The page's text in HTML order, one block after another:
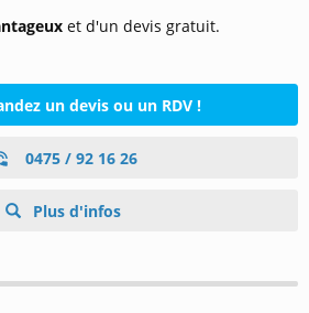
et d'un devis gratuit.
un devis ou un RDV !
0475 / 92 16 26
Plus d'infos